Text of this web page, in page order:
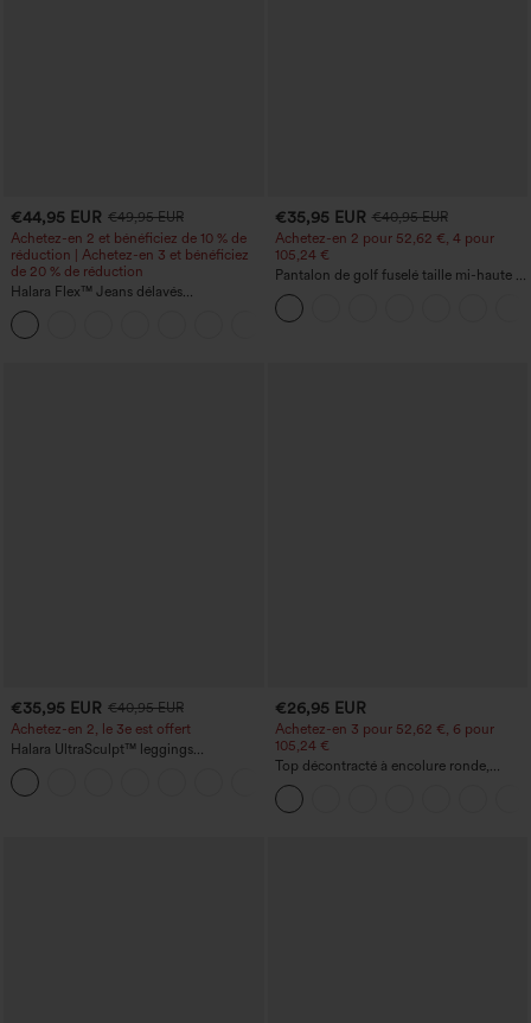
€44,95 EUR €49,95 EUR
Achetez-en 2 et bénéficiez de 10 % de
réduction | Achetez-en 3 et bénéficiez
de 20 % de réduction
Halara Flex™ Jeans délavés
décontractés, coupe baggy à jambe
large, taille basse asymétrique, poches
zippées
€35,95 EUR €40,95 EUR
Achetez-en 2 pour 52,62 €, 4 pour
105,24 €
Pantalon de golf fuselé taille mi-haute à
cordon, ourlet incurvé, séchage rapide,
avec poches — UPF40+
€35,95 EUR €40,95 EUR
Achetez-en 2, le 3e est offert
Halara UltraSculpt™ leggings
d'entraînement taille haute — fronces
liftantes pour le fessier, maintien gainant
du ventre et poche
€26,95 EUR
Achetez-en 3 pour 52,62 €, 6 pour
105,24 €
Top décontracté à encolure ronde,
manches chauve-souris et coupe ample